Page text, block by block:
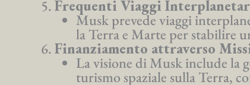
Frequenti Viaggi
Musk prevede viaggi
la Terra e Marte per stabilire
Finanziamento attraverso
La visione di Musk include la
turismo spaziale sulla Terra,